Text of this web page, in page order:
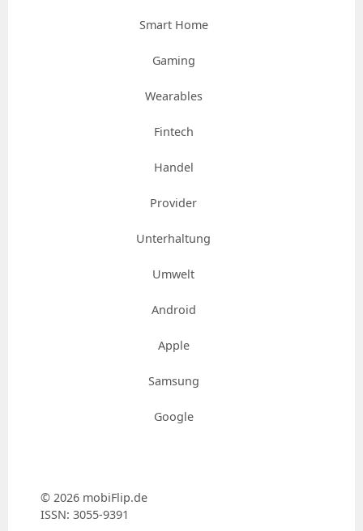
Smart Home
Gaming
Wearables
Fintech
Handel
Provider
Unterhaltung
Umwelt
Android
Apple
Samsung
Google
© 2026 mobiFlip.de
ISSN: 3055-9391